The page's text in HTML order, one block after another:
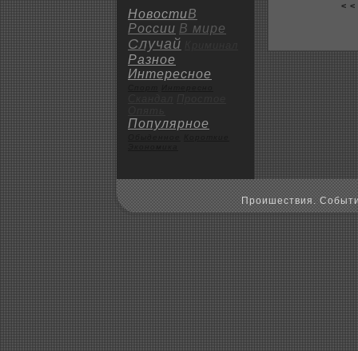
НовостиВ
России В мире
Случай
Разное
Интересное
Популярное
<
Пpoишествия.